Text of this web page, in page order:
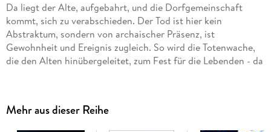
Da liegt der Alte, aufgebahrt, und die Dorfgemeinschaft
kommt, sich zu verabschieden. Der Tod ist hier kein
Abstraktum, sondern von archaischer Präsenz, ist
Gewohnheit und Ereignis zugleich. So wird die Totenwache,
die den Alten hinübergeleitet, zum Fest für die Lebenden - da
nach den Frauen.
Mehr aus dieser Reihe